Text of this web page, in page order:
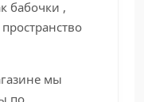
бабочки ,
мы
по